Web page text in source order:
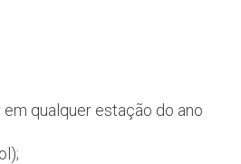
qualquer estação do ano